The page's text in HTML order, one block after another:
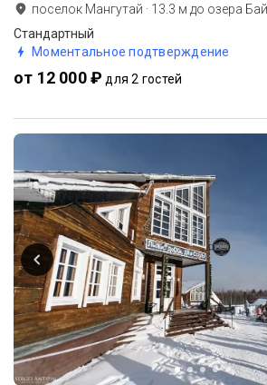
поселок Мангутай · 13.3 м до озера
Стандартный
Моментальное подтверждение
от 12 000 ₽ для 2 гостей